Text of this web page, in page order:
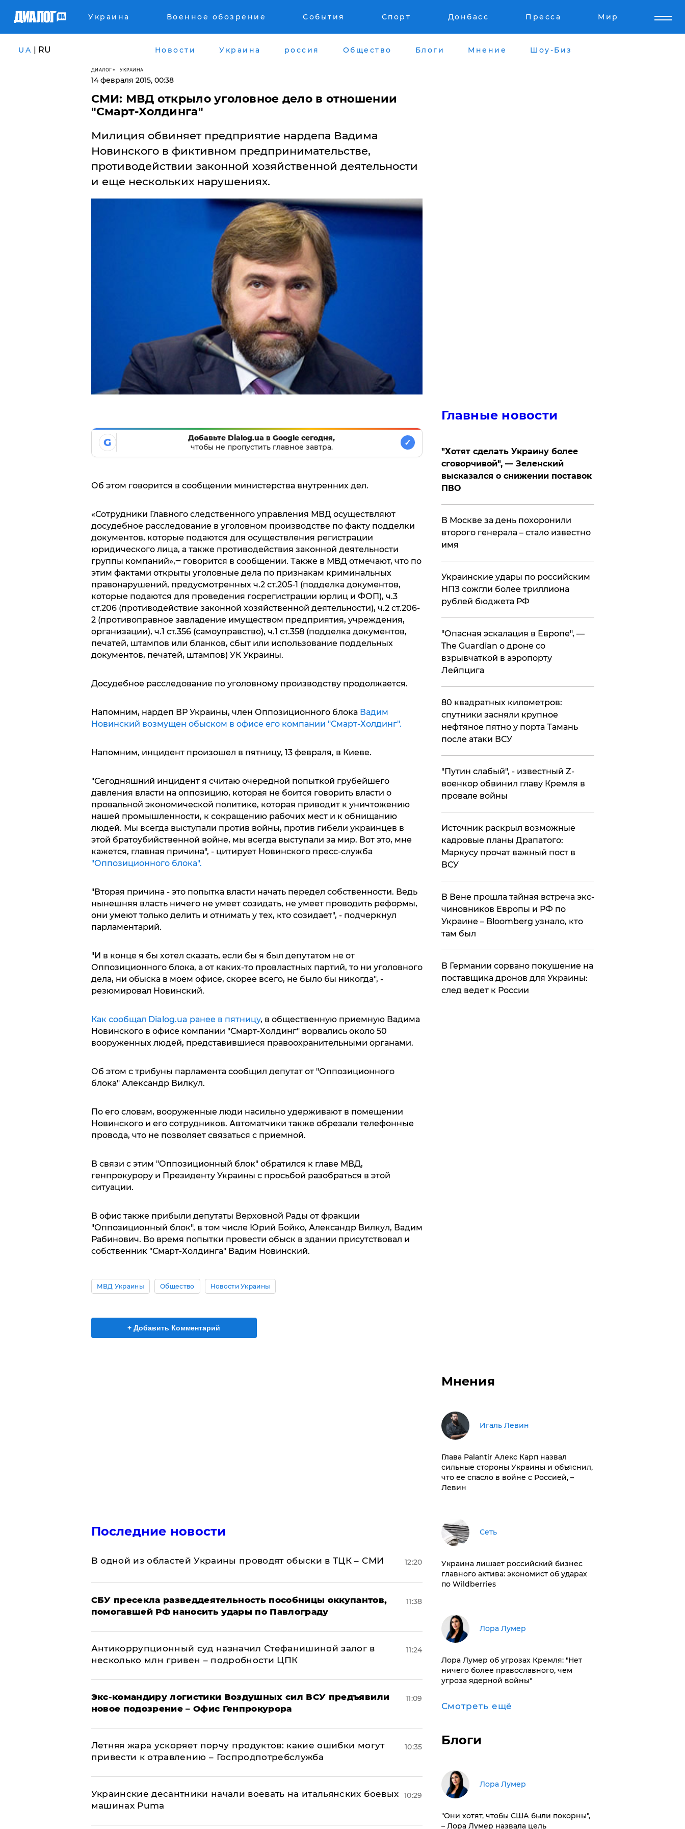
Украина Военное обозрение События Спорт Донбасс Пресса Мир
UA | RU Новости Украина россия Общество Блоги Мнение Шоу-Биз
ДИАЛОГ УКРАИНА
14 февраля 2015, 00:38
СМИ: МВД открыло уголовное дело в отношении
"Смарт-Холдинга"
Милиция обвиняет предприятие нардепа Вадима
Новинского в фиктивном предпринимательстве,
противодействии законной хозяйственной деятельности
и еще нескольких нарушениях.
G
Добавьте Dialog.ua в Google сегодня,
чтобы не пропустить главное завтра.
✓
Об этом говорится в сообщении министерства внутренних дел.
«Сотрудники Главного следственного управления МВД осуществляют
досудебное расследование в уголовном производстве по факту подделки
документов, которые подаются для осуществления регистрации
юридического лица, а также противодействия законной деятельности
группы компаний»,‒ говорится в сообщении. Также в МВД отмечают, что по
этим фактами открыты уголовные дела по признакам криминальных
правонарушений, предусмотренных ч.2 ст.205-1 (подделка документов,
которые подаются для проведения госрегистрации юрлиц и ФОП), ч.3
ст.206 (противодействие законной хозяйственной деятельности), ч.2 ст.206-
2 (противоправное завладение имуществом предприятия, учреждения,
организации), ч.1 ст.356 (самоуправство), ч.1 ст.358 (подделка документов,
печатей, штампов или бланков, сбыт или использование поддельных
документов, печатей, штампов) УК Украины.
Досудебное расследование по уголовному производству продолжается.
Напомним, нардеп ВР Украины, член Оппозиционного блока Вадим
Новинский возмущен обыском в офисе его компании "Смарт-Холдинг".
Напомним, инцидент произошел в пятницу, 13 февраля, в Киеве.
"Сегодняшний инцидент я считаю очередной попыткой грубейшего
давления власти на оппозицию, которая не боится говорить власти о
провальной экономической политике, которая приводит к уничтожению
нашей промышленности, к сокращению рабочих мест и к обнищанию
людей. Мы всегда выступали против войны, против гибели украинцев в
этой братоубийственной войне, мы всегда выступали за мир. Вот это, мне
кажется, главная причина", - цитирует Новинского пресс-служба
"Оппозиционного блока".
"Вторая причина - это попытка власти начать передел собственности. Ведь
нынешняя власть ничего не умеет созидать, не умеет проводить реформы,
они умеют только делить и отнимать у тех, кто созидает", - подчеркнул
парламентарий.
"И в конце я бы хотел сказать, если бы я был депутатом не от
Оппозиционного блока, а от каких-то провластных партий, то ни уголовного
дела, ни обыска в моем офисе, скорее всего, не было бы никогда", -
резюмировал Новинский.
Как сообщал Dialog.ua ранее в пятницу, в общественную приемную Вадима
Новинского в офисе компании "Смарт-Холдинг" ворвались около 50
вооруженных людей, представившиеся правоохранительными органами.
Об этом с трибуны парламента сообщил депутат от "Оппозиционного
блока" Александр Вилкул.
По его словам, вооруженные люди насильно удерживают в помещении
Новинского и его сотрудников. Автоматчики также обрезали телефонные
провода, что не позволяет связаться с приемной.
В связи с этим "Оппозиционный блок" обратился к главе МВД,
генпрокурору и Президенту Украины с просьбой разобраться в этой
ситуации.
В офис также прибыли депутаты Верховной Рады от фракции
"Оппозиционный блок", в том числе Юрий Бойко, Александр Вилкул, Вадим
Рабинович. Во время попытки провести обыск в здании присутствовал и
собственник "Смарт-Холдинга" Вадим Новинский.
МВД Украины Общество Новости Украины
+ Добавить Комментарий
Последние новости
В одной из областей Украины проводят обыски в ТЦК – СМИ 12:20
СБУ пресекла разведдеятельность пособницы оккупантов,
помогавшей РФ наносить удары по Павлограду
11:38
Антикоррупционный суд назначил Стефанишиной залог в
несколько млн гривен – подробности ЦПК
11:24
Экс-командиру логистики Воздушных сил ВСУ предъявили
новое подозрение – Офис Генпрокурора
11:09
Летняя жара ускоряет порчу продуктов: какие ошибки могут
привести к отравлению – Госпродпотребслужба
10:35
Украинские десантники начали воевать на итальянских боевых
машинах Puma
10:29
Главные новости
​"Хотят сделать Украину более
сговорчивой", — Зеленский
высказался о снижении поставок
ПВО
В Москве за день похоронили
второго генерала – стало известно
имя
Украинские удары по российским
НПЗ сожгли более триллиона
рублей бюджета РФ
"Опасная эскалация в Европе", —
The Guardian о дроне со
взрывчаткой в аэропорту
Лейпцига
80 квадратных километров:
спутники засняли крупное
нефтяное пятно у порта Тамань
после атаки ВСУ
​"Путин слабый", - известный Z-
военкор обвинил главу Кремля в
провале войны
​Источник раскрыл возможные
кадровые планы Драпатого:
Маркусу прочат важный пост в
ВСУ
В Вене прошла тайная встреча экс-
чиновников Европы и РФ по
Украине – Bloomberg узнало, кто
там был
​В Германии сорвано покушение на
поставщика дронов для Украины:
след ведет к России
Мнения
Игаль Левин
Глава Palantir Алекс Карп назвал
сильные стороны Украины и объяснил,
что ее спасло в войне с Россией, –
Левин
Сеть
​Украина лишает российский бизнес
главного актива: экономист об ударах
по Wildberries
​Лора Лумер
Лора Лумер об угрозах Кремля: "Нет
ничего более православного, чем
угроза ядерной войны"
Смотреть ещё
Блоги
​Лора Лумер
"Они хотят, чтобы США были покорны",
– Лора Лумер назвала цель